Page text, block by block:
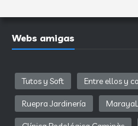
Webs amigas
Tutos y Soft Entre ellos y
Ruepra Jardinería